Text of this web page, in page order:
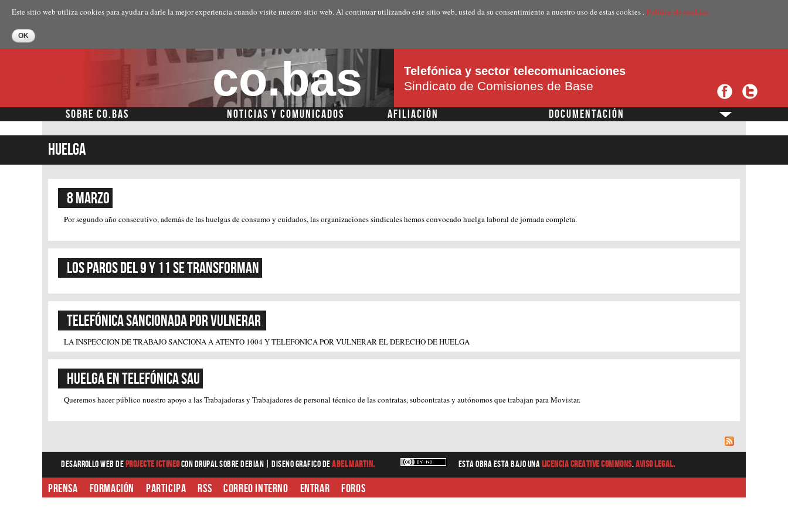
contenido
Este sitio web utiliza cookies para ayudar a darle la mejor experiencia cuando visite nuestro sitio web. Al continuar utilizando este sitio web, usted da su consentimiento a nuestro uso de estas cookies .Politica de cookies.
co.bas Telefónica y sector telecomunicaciones
Sindicato de Comisiones de Base
Menú secundario
SOBRE CO.BAS NOTICIAS Y COMUNICADOS AFILIACIÓN DOCUMENTACIÓN ?
huelga
8 MARZO
Por segundo año consecutivo, además de las huelgas de consumo y cuidados, las organizaciones sindicales hemos convocado huelga laboral de jornada completa.
Los paros del 9 y 11 se transforman
Telefónica sancionada por vulnerar
LA INSPECCION DE TRABAJO SANCIONA A ATENTO 1004 Y TELEFONICA POR VULNERAR EL DERECHO DE HUELGA
Huelga en Telefónica SAU
Queremos hacer público nuestro apoyo a las Trabajadoras y Trabajadores de personal técnico de las contratas, subcontratas y autónomos que trabajan para Movistar.
Desarrollo web de Projecte Ictineocon Drupal sobre Debian |diseno graficodeAbel Martin. Esta obra esta bajo una Licencia Creative Commons.Aviso Legal.
Prensa Formación Participa RSS Correo interno Entrar Foros